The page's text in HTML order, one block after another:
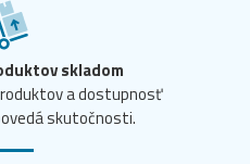
skladom
a dostupnosť
skutočnosti.